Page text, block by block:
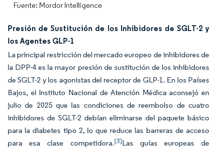
Fuente: Mordor Intelligence
Presión de Sustitución de los Inhibidores de SGLT-2 y
los Agentes GLP-1
La principal restricción del mercado europeo de inhibidores de
la DPP-4 es la mayor presión de sustitución de los inhibidores
de SGLT-2 y los agonistas del receptor de GLP-1. En los Países
Bajos, el Instituto Nacional de Atención Médica aconsejó en
julio de 2025 que las condiciones de reembolso de cuatro
inhibidores de SGLT-2 debían eliminarse del paquete básico
para la diabetes tipo 2, lo que reduce las barreras de acceso
para esa clase competidora.[3]Las guías europeas de